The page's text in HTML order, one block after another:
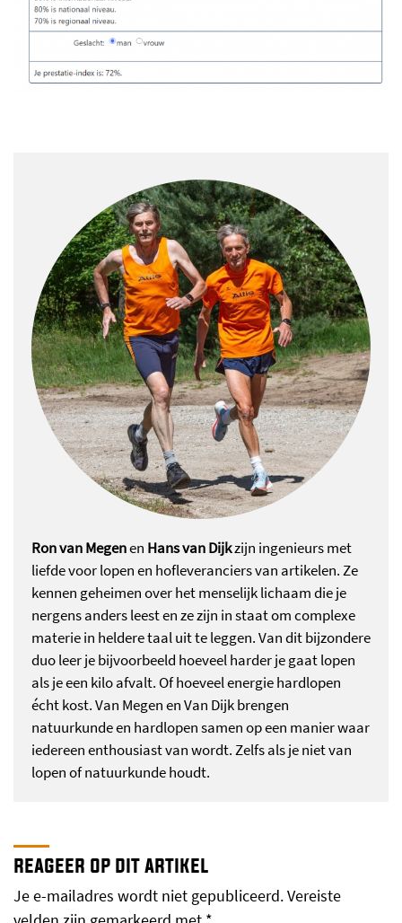
Ron van Megenen Hans van Dijkzijn ingenieurs met
liefde voor lopen en hofleveranciers van artikelen. Ze
kennen geheimen over het menselijk lichaam die je
nergens anders leest en ze zijn in staat om complexe
materie in heldere taal uit te leggen. Van dit bijzondere
duo leer je bijvoorbeeld hoeveel harder je gaat lopen
als je een kilo afvalt. Of hoeveel energie hardlopen
écht kost. Van Megen en Van Dijk brengen
natuurkunde en hardlopen samen op een manier waar
iedereen enthousiast van wordt. Zelfs als je niet van
lopen of natuurkunde houdt.
reageer op dit artikel
Je e-mailadres wordt niet gepubliceerd.Vereiste